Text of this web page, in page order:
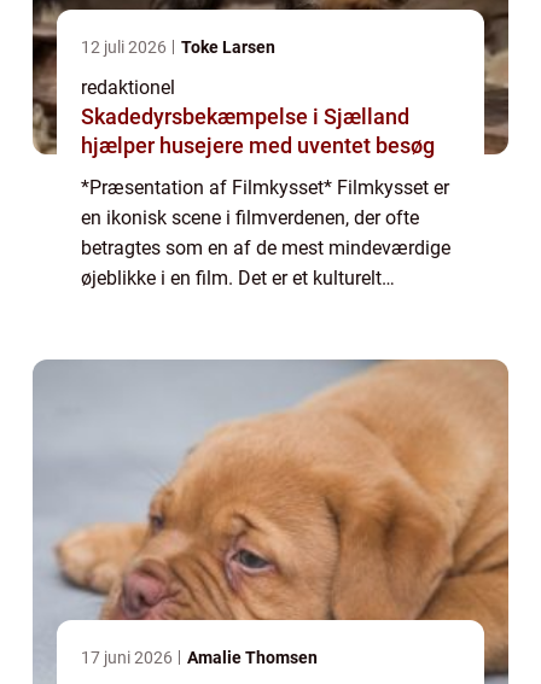
12 juli 2026 Toke Larsen
redaktionel
Skadedyrsbekæmpelse i Sjælland
hjælper husejere med uventet besøg
*Præsentation af Filmkysset* Filmkysset er
en ikonisk scene i filmverdenen, der ofte
betragtes som en af de mest mindeværdige
øjeblikke i en film. Det er et kulturelt
17 juni 2026 Amalie Thomsen